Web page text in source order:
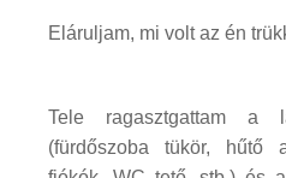
Eláruljam, mi volt az én
Tele ragasztgattam a
(fürdőszoba tükör, hűtő